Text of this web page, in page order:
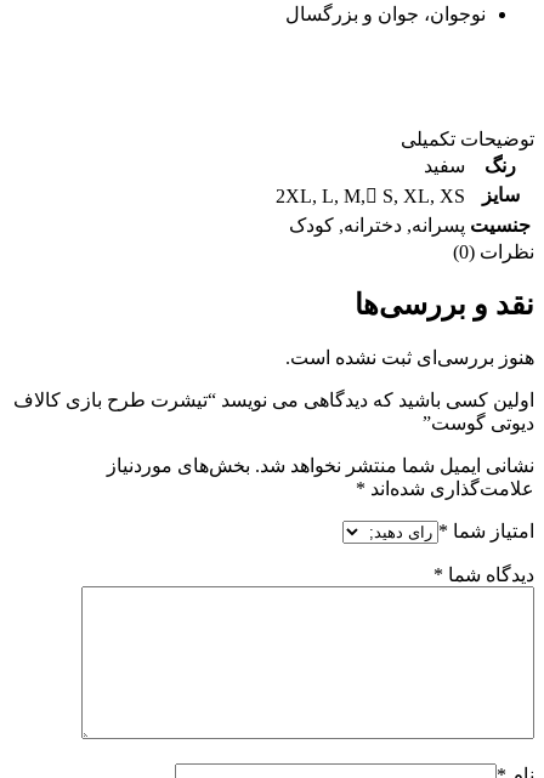
نوجوان، جوان و بزرگسال
توضیحات تکمیلی
رنگ
سفید
سایز
2XL, L, M, ُS, XL, XS
جنسیت پسرانه, دخترانه, کودک
نظرات (0)
نقد و بررسی‌ها
هنوز بررسی‌ای ثبت نشده است.
اولین کسی باشید که دیدگاهی می نویسد “تیشرت طرح بازی کالاف
دیوتی گوست”
نشانی ایمیل شما منتشر نخواهد شد. بخش‌های موردنیاز
علامت‌گذاری شده‌اند *
امتیاز شما *
دیدگاه شما *